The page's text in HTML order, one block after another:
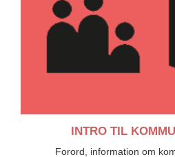
INTRO TIL
Forord, information om